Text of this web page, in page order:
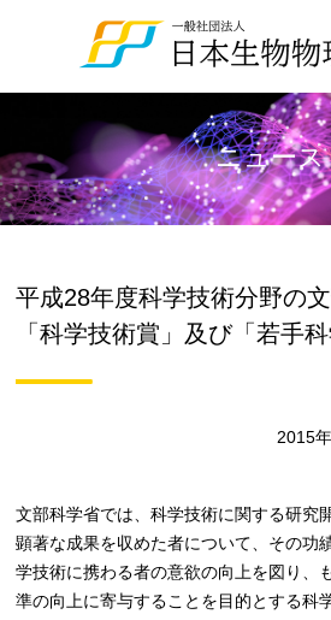
ニュース
平成28年度科学技術分野の
「科学技術賞」及び「若手科
2015
文部科学省では、科学技術に関する研究
顕著な成果を収めた者について、その功
学技術に携わる者の意欲の向上を図り、
準の向上に寄与することを目的とする科